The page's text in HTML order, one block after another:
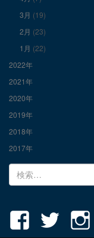
3月 (19)
2月 (23)
1月 (22)
2022年
2021年
2020年
2019年
2018年
2017年
検
索: